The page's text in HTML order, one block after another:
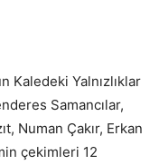
Kaledeki Yalnızlıklar
Samancılar,
Numan Çakır, Erkan
çekimleri 12